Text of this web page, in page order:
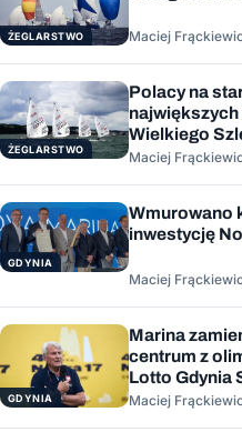
ŻEGLARSTWO Maciej
ŻEGLARSTWO
Polacy na
Wielkiego
Maciej
GDYNIA
Wmurowano
inwestycję
Maciej
GDYNIA
Marina
centrum z
Lotto Gdynia
Maciej